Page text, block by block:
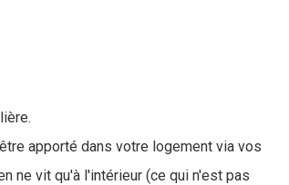
apporté dans votre logement via vos
ne vit qu'à l'intérieur (ce qui n'est pas